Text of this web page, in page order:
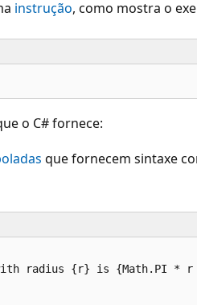
instrução, como mostra o
o C# fornece:
que fornecem sintaxe
with radius {r} is {Math.PI *